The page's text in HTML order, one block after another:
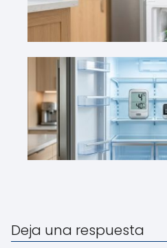
Deja una respuesta